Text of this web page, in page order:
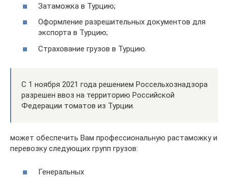
Затаможка в Турцию;
Оформление разрешительных документов для
экспорта в Турцию;
Страхование грузов в Турцию.
С 1 ноября 2021 года решением Россельхознадзора
разрешен ввоз на территорию Российской
Федерации томатов из Турции.
может обеспечить Вам профессиональную растаможку и
перевозку следующих групп грузов:
Генеральных